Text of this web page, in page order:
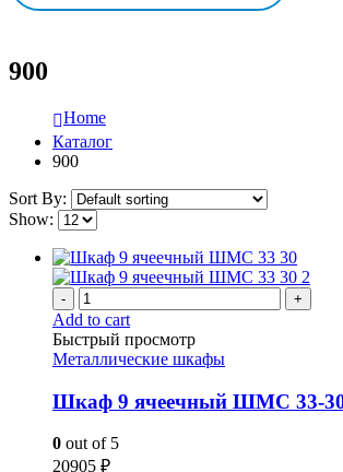
900
Home
Каталог
900
Sort By:
Show:
- +
Add to cart
Быстрый просмотр
Металлические шкафы
Шкаф 9 ячеечный ШМС 33-
0 out of 5
20905 ₽